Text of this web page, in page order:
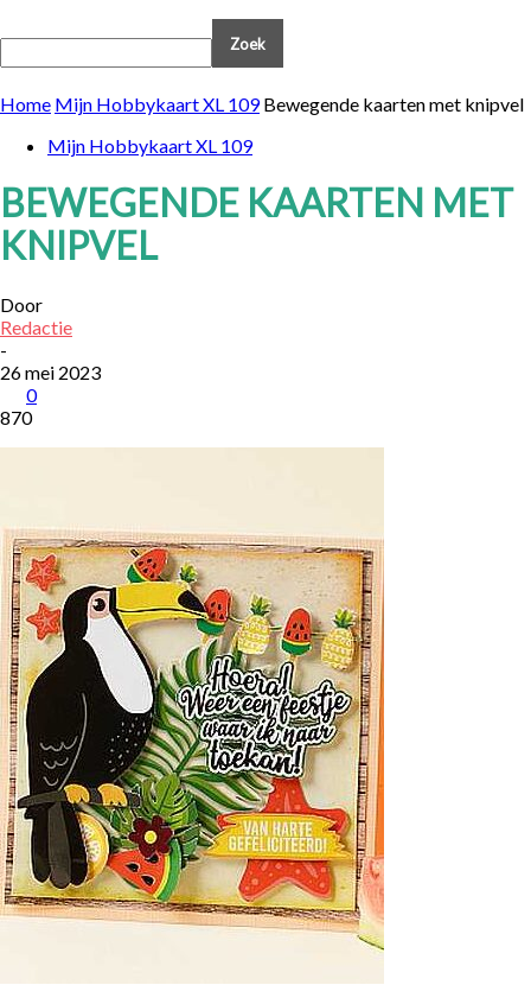
Home Mijn Hobbykaart XL 109 Bewegende kaarten met knipvel
Mijn Hobbykaart XL 109
BEWEGENDE KAARTEN MET
KNIPVEL
Door
Redactie
-
26 mei 2023
0
870